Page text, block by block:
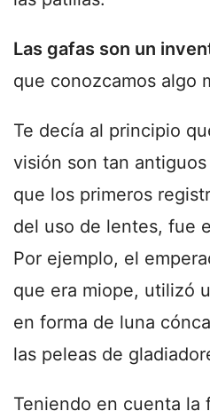
Las gafas son un
que conozcamos algo
Te decía al principio
visión son tan
que los primeros
del uso de lentes, fue
Por ejemplo, el
que era miope, utilizó
en forma de luna
las peleas de
Teniendo en cuenta la